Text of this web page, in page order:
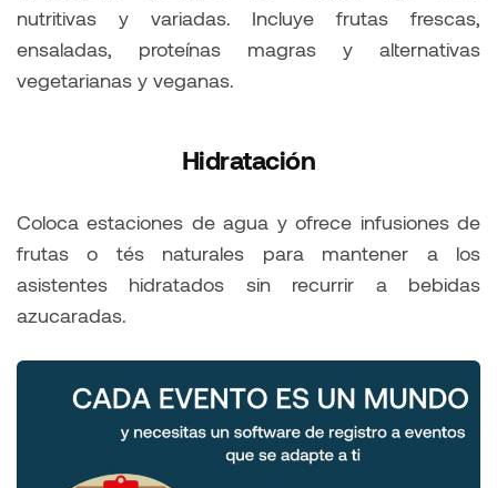
nutritivas y variadas. Incluye frutas frescas,
ensaladas, proteínas magras y alternativas
vegetarianas y veganas.
Hidratación
Coloca estaciones de agua y ofrece infusiones de
frutas o tés naturales para mantener a los
asistentes hidratados sin recurrir a bebidas
azucaradas.